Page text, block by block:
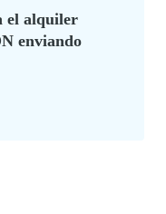
el alquiler
enviando